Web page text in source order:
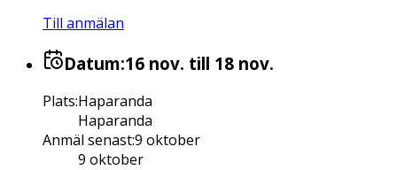
Till anmälan
Datum:16 nov. till 18 nov.
Plats:Haparanda
Haparanda
Anmäl senast:9 oktober
9 oktober